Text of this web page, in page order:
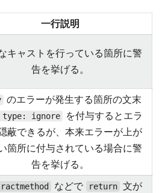
一行説明
キャストを行っている箇所に警
告を挙げる。
のエラーが発生する箇所の文末
type: ignore
を付与するとエラ
蔽できるが、本来エラーが上が
箇所に付与されている場合に警
告を挙げる。
などで return 文が